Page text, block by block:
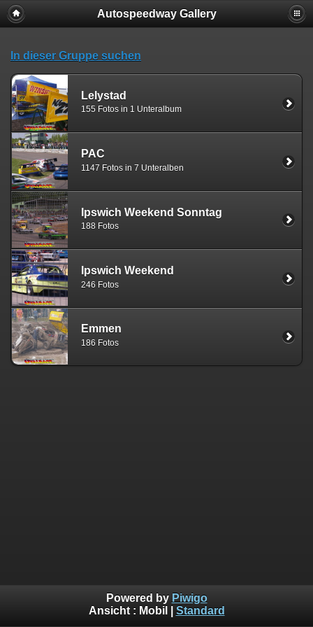
Autospeedway Gallery
In dieser Gruppe suchen
Lelystad
155 Fotos in 1 Unteralbum
PAC
1147 Fotos in 7 Unteralben
Ipswich Weekend Sonntag
188 Fotos
Ipswich Weekend
246 Fotos
Emmen
186 Fotos
Powered by Piwigo
Ansicht : Mobil Standard